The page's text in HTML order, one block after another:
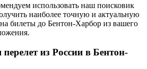
использовать наш поисковик
наиболее точную и актуальную
билеты до Бентон-Харбор из вашего
из России в Бентон-